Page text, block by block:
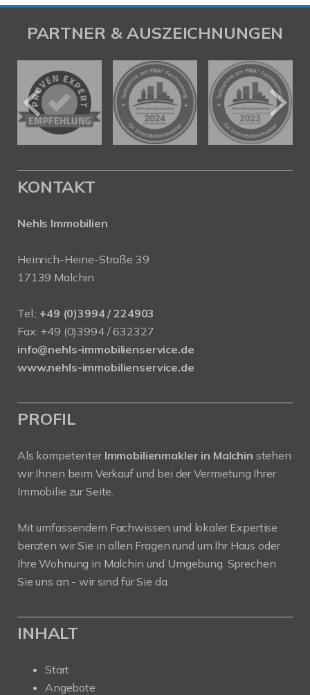
PARTNER & AUSZEICHNUNGEN
KONTAKT
Nehls Immobilien
Heinrich-Heine-Straße 39
17139 Malchin
Tel.: +49 (0)3994 / 224903
Fax: +49 (0)3994 / 632327
info@nehls-immobilienservice.de
www.nehls-immobilienservice.de
PROFIL
Als kompetenter Immobilienmakler in Malchin stehen
wir Ihnen beim Verkauf und bei der Vermietung Ihrer
Immobilie zur Seite.
Mit umfassendem Fachwissen und lokaler Expertise
beraten wir Sie in allen Fragen rund um Ihr Haus oder
Ihre Wohnung in Malchin und Umgebung. Sprechen
Sie uns an - wir sind für Sie da.
INHALT
Start
Angebote